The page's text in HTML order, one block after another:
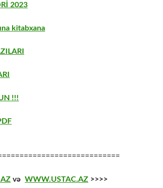
2023
kitabxana
!!!
və WWW.USTAC.AZ >>>>